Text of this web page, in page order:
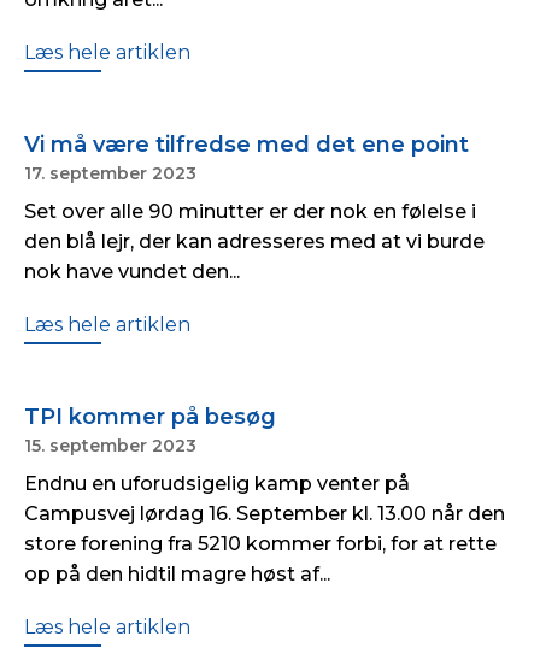
Læs hele artiklen
Vi må være tilfredse med det ene point
17. september 2023
Set over alle 90 minutter er der nok en følelse i
den blå lejr, der kan adresseres med at vi burde
nok have vundet den...
Læs hele artiklen
TPI kommer på besøg
15. september 2023
Endnu en uforudsigelig kamp venter på
Campusvej lørdag 16. September kl. 13.00 når den
store forening fra 5210 kommer forbi, for at rette
op på den hidtil magre høst af...
Læs hele artiklen